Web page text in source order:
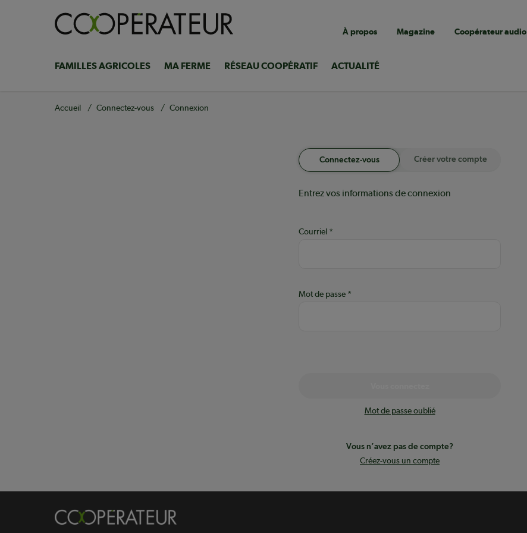
Navigation
utilitaire
À propos Magazine Coopérateur audio
Navigation
principale
FAMILLES AGRICOLES MA FERME RÉSEAU COOPÉRATIF ACTUALITÉ
Fil
Accueil Connectez-vous Connexion
Connectez-vous Créer votre compte
Entrez vos informations de connexion
Courriel
Mot de passe
Mot de passe oublié
Vous n’avez pas de compte?
Créez-vous un compte